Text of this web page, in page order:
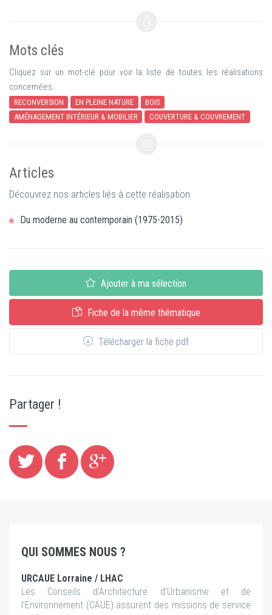
Mots clés
Cliquez sur un mot-clé pour voir la liste de toutes les réalisations
concernées.
RECONVERSION EN PLEINE NATURE
BOIS
AMÉNAGEMENT INTÉRIEUR & MOBILIER
COUVERTURE & COUVREMENT
Articles
Découvrez nos articles liés à cette réalisation
Du moderne au contemporain (1975-2015)
Ajouter à ma sélection
Fiche de la même thématique
Télécharger la fiche pdf
Partager !
QUI SOMMES NOUS ?
URCAUE Lorraine / LHAC
Les Conseils d’Architecture d’Urbanisme et de
l’Environnement (CAUE) assurent des missions de service